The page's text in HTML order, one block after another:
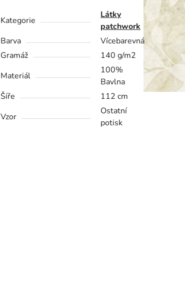
Kategorie
Látky
patchwork
Barva
Vícebarevná
Gramáž
140 g/m2
Materiál
100%
Bavlna
Šíře
112 cm
Vzor
Ostatní
potisk